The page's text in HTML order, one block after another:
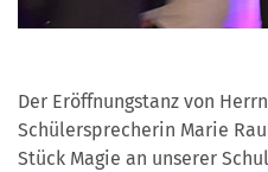
Der Eröffnungstanz von
Schülersprecherin Marie
Stück Magie an unserer